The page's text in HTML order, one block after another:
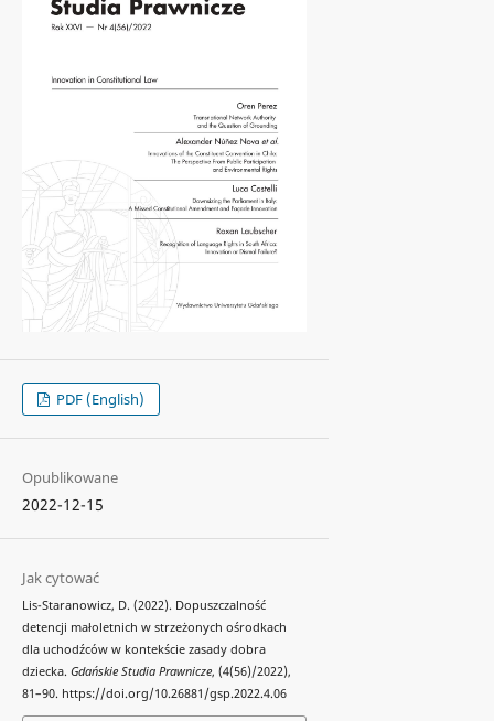
PDF (English)
Opublikowane
2022-12-15
Jak cytować
Lis-Staranowicz, D. (2022). Dopuszczalność
detencji małoletnich w strzeżonych ośrodkach
dla uchodźców w kontekście zasady dobra
dziecka. Gdańskie Studia Prawnicze, (4(56)/2022),
81–90. https://doi.org/10.26881/gsp.2022.4.06